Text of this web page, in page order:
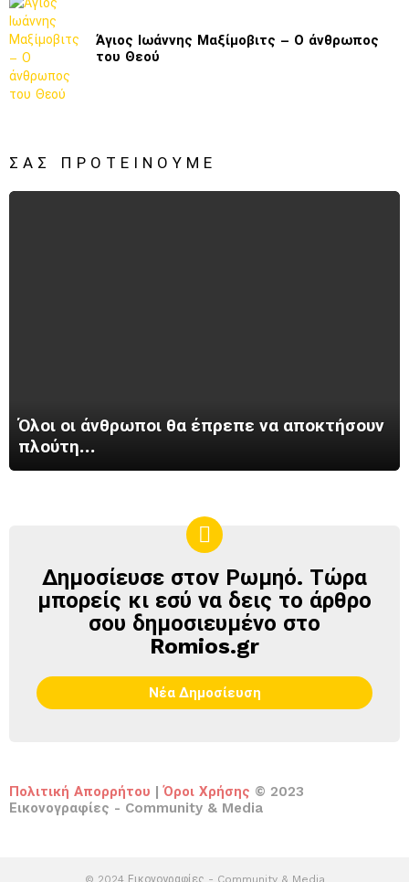
Άγιος Ιωάννης Μαξίμοβιτς – Ο άνθρωπος
του Θεού
ΣΑΣ ΠΡΟΤΕΊΝΟΥΜΕ
Όλοι οι άνθρωποι θα έπρεπε να αποκτήσουν
πλούτη…
ΔΗΜΟΣΊΕΥΣΕ
ΣΤΟΝ
ΡΩΜΗΌ
Δημοσίευσε στον Ρωμηό. Τώρα
μπορείς κι εσύ να δεις το άρθρο
σου δημοσιευμένο στο
Romios.gr
Νέα Δημοσίευση
Πολιτική Απορρήτου | Όροι Χρήσης © 2023
Εικονογραφίες - Community & Media
© 2024 Εικονογραφίες - Community & Media